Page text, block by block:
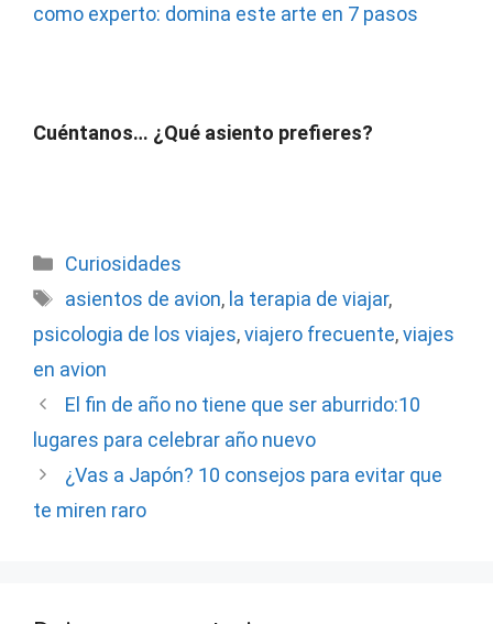
como experto: domina este arte en 7 pasos
Cuéntanos… ¿Qué asiento prefieres?
Categorías
Curiosidades
Etiquetas
asientos de avion, la terapia de viajar,
psicologia de los viajes,viajero frecuente,viajes
en avion
El fin de año no tiene que ser aburrido:10
lugares para celebrar año nuevo
¿Vas a Japón? 10 consejos para evitar que
te miren raro